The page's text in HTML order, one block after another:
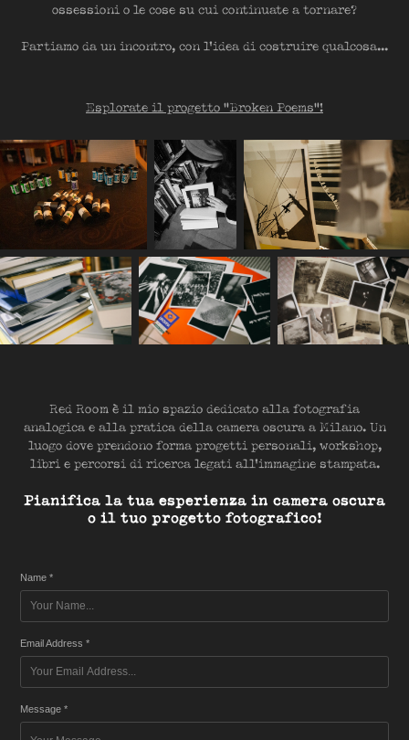
ossessioni o le cose su cui continuate a tornare?
Partiamo da un incontro, con l'idea di costruire qualcosa...
Esplorate il progetto "Broken Poems"!
Red Room è il mio spazio dedicato alla fotografia
analogica e alla pratica della camera oscura a Milano. Un
luogo dove prendono forma progetti personali, workshop,
libri e percorsi di ricerca legati all'immagine stampata.
Pianifica la tua esperienza in camera oscura
o il tuo progetto fotografico!
Name *
Email Address *
Message *